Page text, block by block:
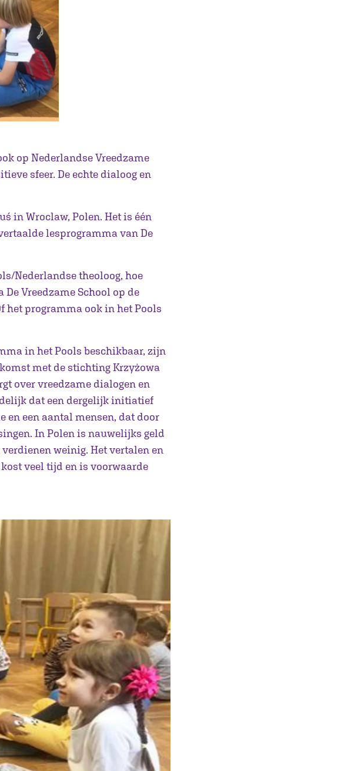
op Nederlandse Vreedzame
sfeer. De echte dialoog en
in Wroclaw, Polen. Het is één
lesprogramma van De
Nederlandse theoloog, hoe
Vreedzame School op de
het programma ook in het Pools
in het Pools beschikbaar, zijn
met de stichting Krzyżowa
over vreedzame dialogen en
dat een dergelijk initiatief
een aantal mensen, dat door
In Polen is nauwelijks geld
weinig. Het vertalen en
veel tijd en is voorwaarde